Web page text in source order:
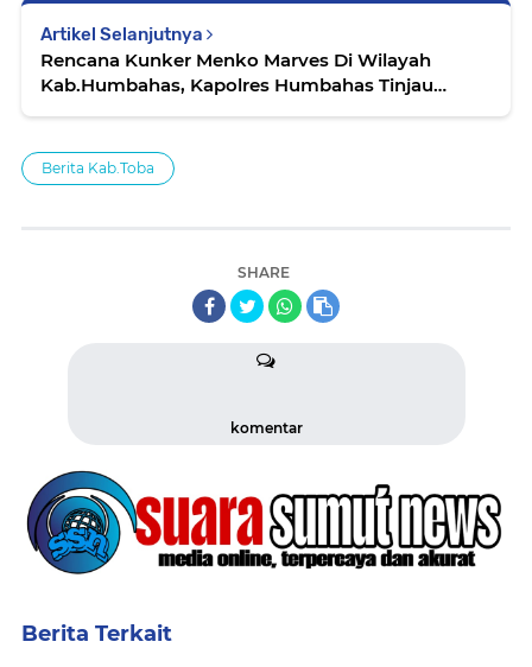
Artikel Selanjutnya
Rencana Kunker Menko Marves Di Wilayah
Kab.Humbahas, Kapolres Humbahas Tinjau
Berita Kab.Toba
SHARE
komentar
Berita Terkait